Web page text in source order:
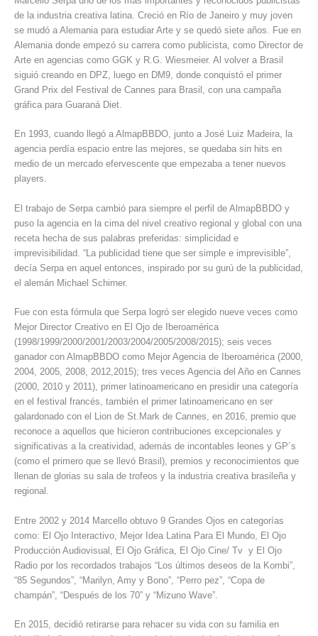
de la industria creativa latina. Creció en Río de Janeiro y muy joven
se mudó a Alemania para estudiar Arte y se quedó siete años. Fue en
Alemania donde empezó su carrera como publicista, como Director de
Arte en agencias como GGK y R.G. Wiesmeier. Al volver a Brasil
siguió creando en DPZ, luego en DM9, donde conquistó el primer
Grand Prix del Festival de Cannes para Brasil, con una campaña
gráfica para Guaraná Diet.
En 1993, cuando llegó a AlmapBBDO, junto a José Luiz Madeira, la
agencia perdía espacio entre las mejores, se quedaba sin hits en
medio de un mercado efervescente que empezaba a tener nuevos
players.
El trabajo de Serpa cambió para siempre el perfil de AlmapBBDO y
puso la agencia en la cima del nivel creativo regional y global con una
receta hecha de sus palabras preferidas: simplicidad e
imprevisibilidad. “La publicidad tiene que ser simple e imprevisible”,
decía Serpa en aquel entonces, inspirado por su gurú de la publicidad,
el alemán Michael Schirner.
Fue con esta fórmula que Serpa logró ser elegido nueve veces como
Mejor Director Creativo en El Ojo de Iberoamérica
(1998/1999/2000/2001/2003/2004/2005/2008/2015); seis veces
ganador con AlmapBBDO como Mejor Agencia de Iberoamérica (2000,
2004, 2005, 2008, 2012,2015); tres veces Agencia del Año en Cannes
(2000, 2010 y 2011), primer latinoamericano en presidir una categoría
en el festival francés, también el primer latinoamericano en ser
galardonado con el Lion de St.Mark de Cannes, en 2016, premio que
reconoce a aquellos que hicieron contribuciones excepcionales y
significativas a la creatividad, además de incontables leones y GP´s
(como el primero que se llevó Brasil), premios y reconocimientos que
llenan de glorias su sala de trofeos y la industria creativa brasileña y
regional.
Entre 2002 y 2014 Marcello obtuvo 9 Grandes Ojos en categorías
como: El Ojo Interactivo, Mejor Idea Latina Para El Mundo, El Ojo
Producción Audiovisual, El Ojo Gráfica, El Ojo Cine/ Tv y El Ojo
Radio por los recordados trabajos “Los últimos deseos de la Kombi”,
“85 Segundos”, “Marilyn, Amy y Bono”, “Perro pez”, “Copa de
champán”, “Después de los 70” y “Mizuno Wave”.
En 2015, decidió retirarse para rehacer su vida con su familia en